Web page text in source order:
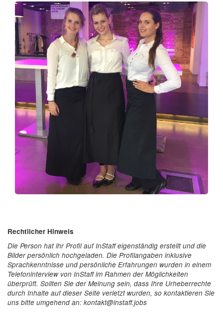
Rechtlicher Hinweis
Die Person hat ihr Profil auf InStaff eigenständig erstellt und die
Bilder persönlich hochgeladen. Die Profilangaben inklusive
Sprachkenntnisse und persönliche Erfahrungen wurden in einem
Telefoninterview von InStaff im Rahmen der Möglichkeiten
überprüft. Sollten Sie der Meinung sein, dass Ihre Urheberrechte
durch Inhalte auf dieser Seite verletzt wurden, so kontaktieren Sie
uns bitte umgehend an: kontakt@instaff.jobs